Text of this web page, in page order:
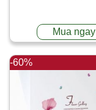
Mua ngay
-60%